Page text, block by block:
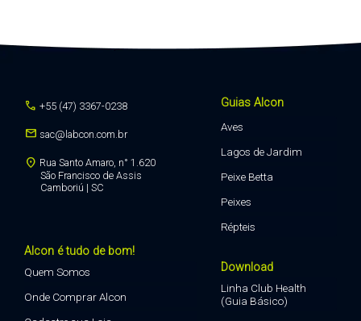
call +55 (47) 3367-0238
mail sac@labcon.com.br
location_on Rua Santo Amaro, n° 1.620
São Francisco de Assis
Camboriú | SC
Alcon é tudo de bom!
Quem Somos
Onde Comprar Alcon
Guias Alcon
Aves
Lagos de Jardim
Peixe Betta
Peixes
Répteis
Download
Linha Club Health
(Guia Básico)